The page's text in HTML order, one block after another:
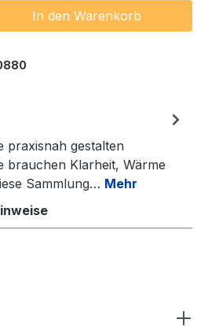
Gib den
In den Warenkorb
praxisnah gestalten
brauchen Klarheit, Wärme
Sammlung… Mehr